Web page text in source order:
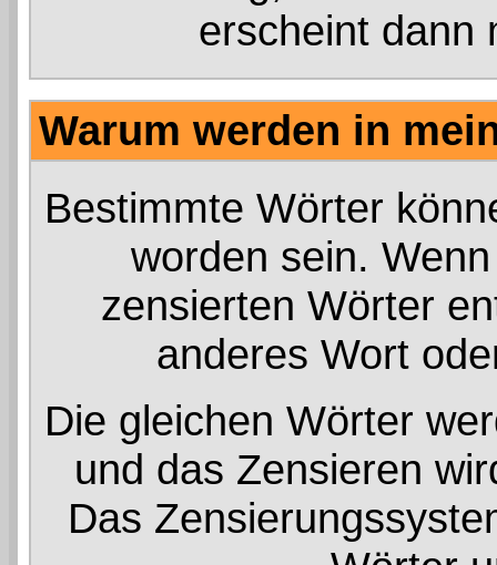
erscheint dann
Warum werden in
Bestimmte Wörter
worden sein.
zensierten Wörter
anderes Wort
Die gleichen Wörter
und das Zensieren
Das